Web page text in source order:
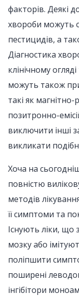
факторів. Деякі
хвороби можуть
пестицидів, а
Діагностика
клінічному
можуть також
такі як
позитронно-
виключити інші
викликати
Хоча на
повністю
методів
її симптоми та
Існують ліки, що
мозку або
поліпшити
поширені
інгібітори